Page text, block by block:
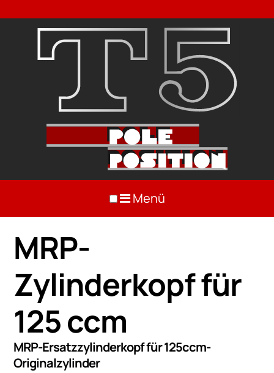
Menü
MRP-
Zylinderkopf für
125 ccm
MRP-Ersatzzylinderkopf für 125ccm-
Originalzylinder